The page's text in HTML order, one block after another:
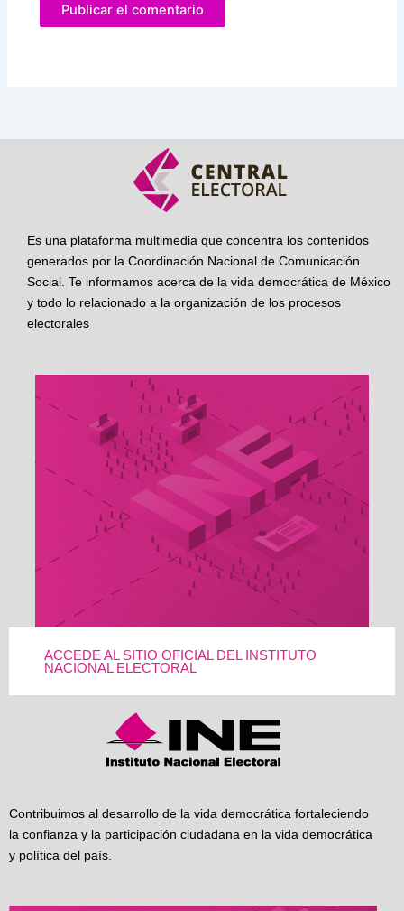
Es una plataforma multimedia que concentra los contenidos
generados por la Coordinación Nacional de Comunicación
Social. Te informamos acerca de la vida democrática de México
y todo lo relacionado a la organización de los procesos
electorales
ACCEDE AL SITIO OFICIAL DEL INSTITUTO
NACIONAL ELECTORAL
Contribuimos al desarrollo de la vida democrática fortaleciendo
la confianza y la participación ciudadana en la vida democrática
y política del país.